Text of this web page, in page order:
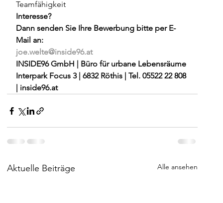
Teamfähigkeit
Interesse?
Dann senden Sie Ihre Bewerbung bitte per E-
Mail an:
joe.welte@inside96.at
INSIDE96 GmbH | Büro für urbane Lebensräume
Interpark Focus 3 | 6832 Röthis | Tel. 05522 22 808
| inside96.at
Aktuelle Beiträge Alle ansehen